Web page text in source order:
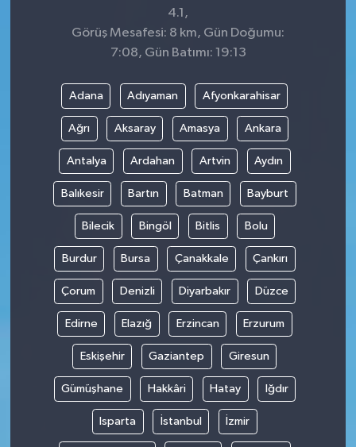
4.1,
Görüş Mesafesi: 8 km, Gün Doğumu:
7:08, Gün Batımı: 19:13
Adana Adıyaman Afyonkarahisar
Ağrı Aksaray Amasya Ankara
Antalya Ardahan Artvin Aydın
Balıkesir Bartın Batman Bayburt
Bilecik Bingöl Bitlis Bolu
Burdur Bursa Çanakkale Çankırı
Çorum Denizli Diyarbakır Düzce
Edirne Elazığ Erzincan Erzurum
Eskişehir Gaziantep Giresun
Gümüşhane Hakkâri Hatay Iğdır
Isparta İstanbul İzmir